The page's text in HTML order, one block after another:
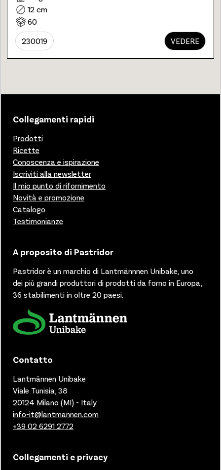
12 cm
60
230019 VEDERE
Collegamenti rapidi
Prodotti
Ricette
Conoscenza e ispirazione
Iscriviti alla newsletter
Il mio punto di rifornimento
Novità e promozione
Catalogo
Testimonianze
A proposito di Pastridor
Pastridor è un marchio di Lantmännnen Unibake, uno
dei più grandi produttori di prodotti da forno in Europa,
36 stabilimenti in oltre 20 paesi.
Contatto
Lantmännen Unibake
Viale Tunisia, 38
20124 Milano (MI) - Italy
info-it@lantmannen.com
+39 02 6291 2772
Collegamenti e privacy